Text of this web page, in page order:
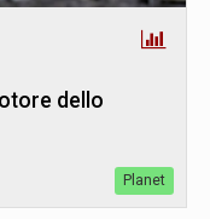
dello
Planet